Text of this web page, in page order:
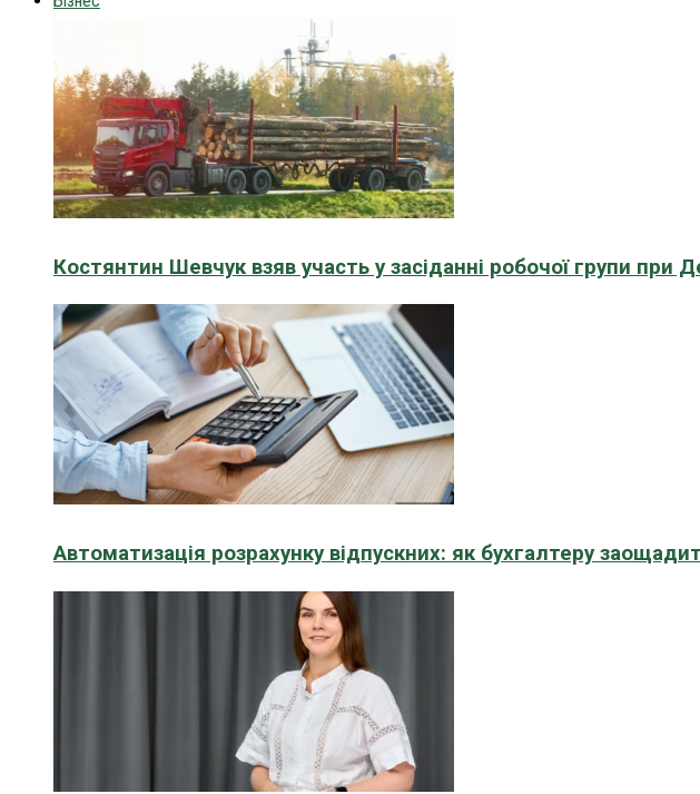
Костянтин Шевчук взяв участь у засіданні робочої групи
Автоматизація розрахунку відпускних: як бухгалтеру